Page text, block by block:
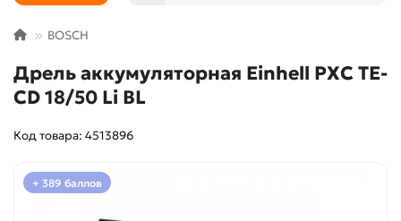
BOSCH
Дрель аккумуляторная Einhell PXC TE-
CD 18/50 Li BL
Код товара: 4513896
+ 389 баллов